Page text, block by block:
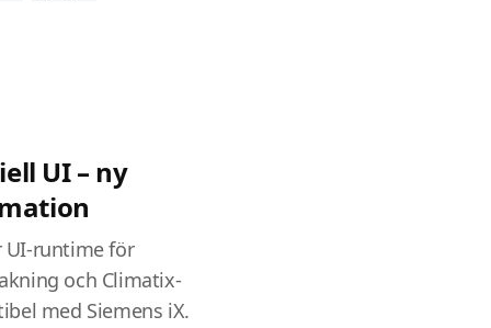
UI – ny
UI-runtime för
och Climatix-
med Siemens iX.